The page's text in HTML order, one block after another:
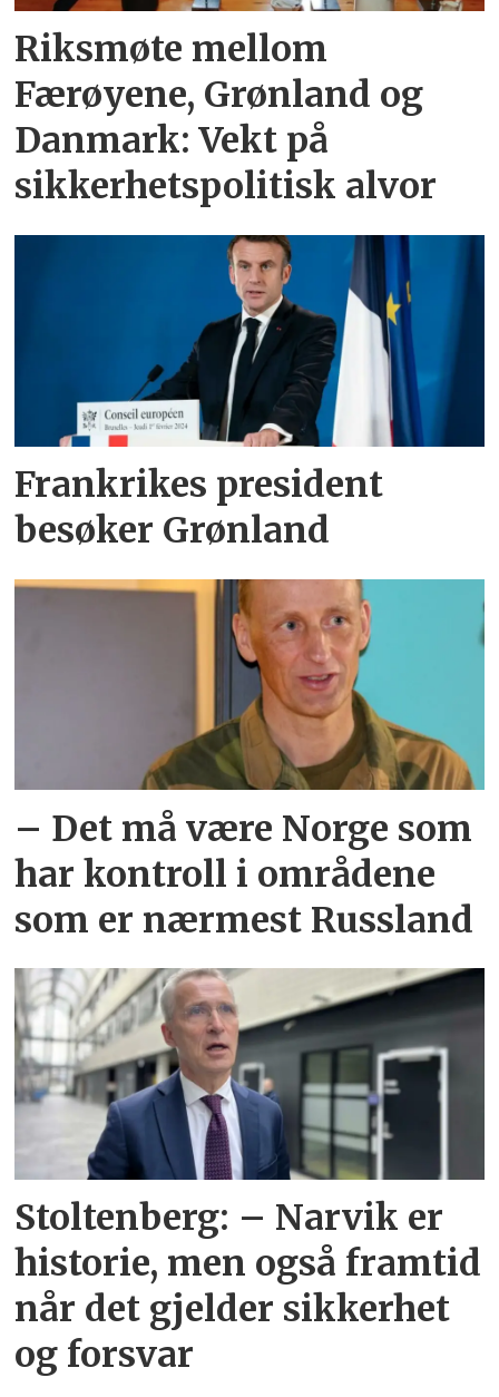
Riksmøte mellom
Færøyene, Grønland og
Danmark: Vekt på
sikkerhetspolitisk alvor
Frankrikes president
besøker Grønland
– Det må være Norge som
har kontroll i områdene
som er nærmest Russland
Stoltenberg: – Narvik er
historie, men også framtid
når det gjelder sikkerhet
og forsvar